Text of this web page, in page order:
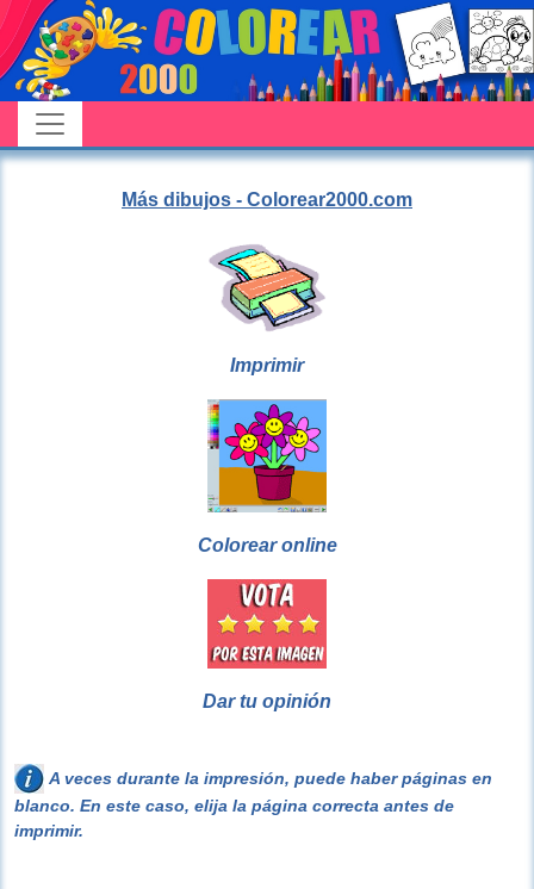
Más dibujos - Colorear2000.com
Imprimir
Colorear online
Dar tu opinión
A veces durante la impresión, puede haber páginas en
blanco. En este caso, elija la página correcta antes de
imprimir.